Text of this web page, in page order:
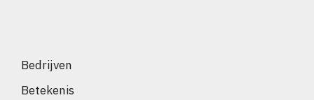
Bedrijven
Betekenis